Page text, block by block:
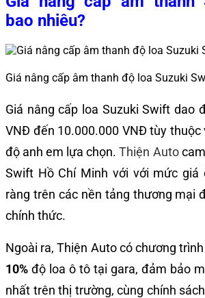
bao nhiêu?
Giá nâng cấp âm thanh độ loa Suzuki
Giá nâng cấp loa Suzuki Swift dao
VNĐ đến 10.000.000 VNĐ tùy thuộc
độ anh em lựa chọn.Thiện Auto
Swift Hồ Chí Minh với với mức giá
ràng trên các nền tảng thương mại
chính thức.
Ngoài ra, Thiện Auto có chương
10% độ loa ô tô tại gara, đảm bảo
nhất trên thị trường, cùng chính